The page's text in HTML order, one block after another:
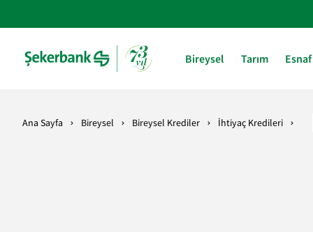
Bireysel Tarım
Ana Sayfa Bireysel Bireysel Krediler İhtiyaç Kredileri